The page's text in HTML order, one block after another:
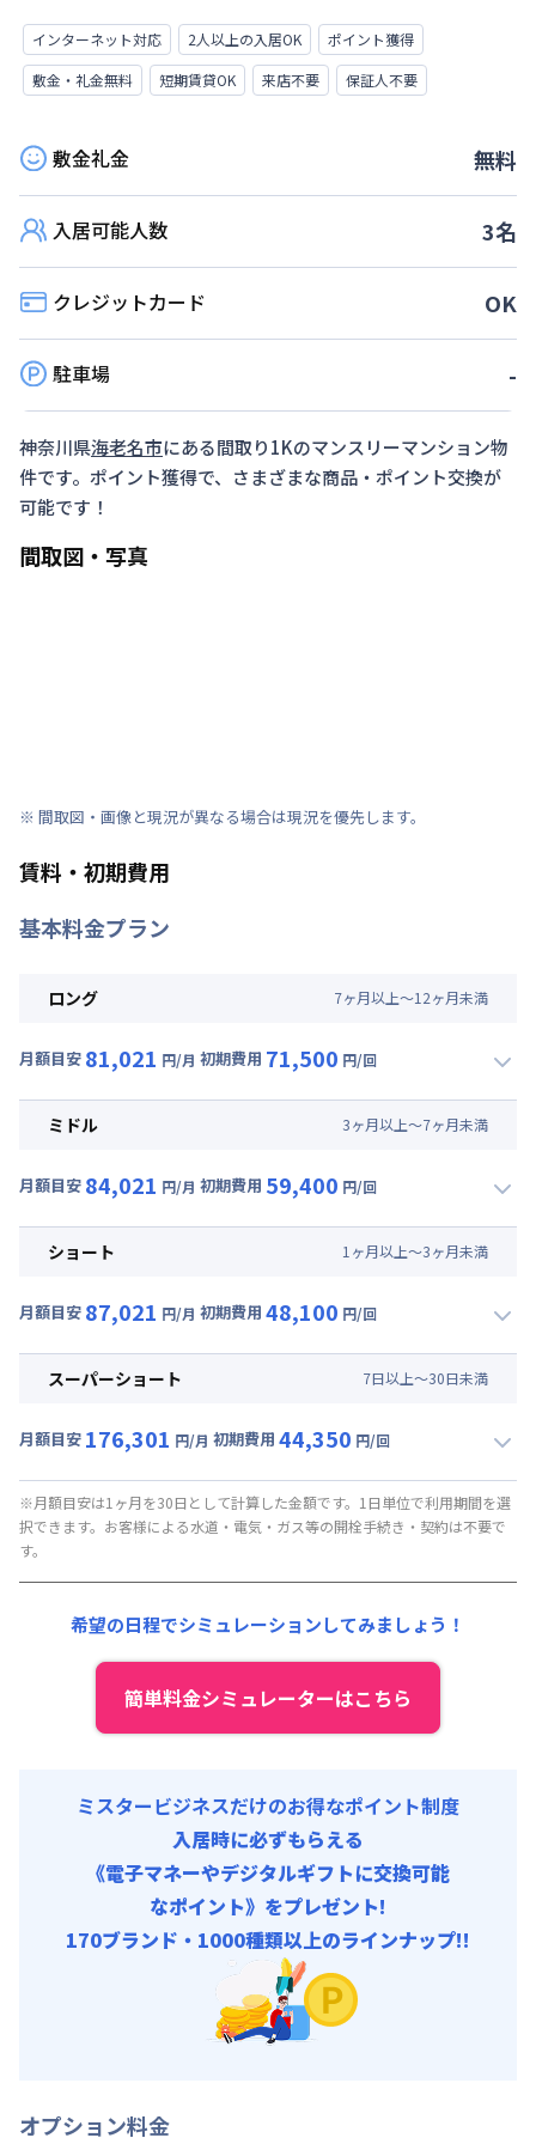
インターネット対応 2人以上の入居OK
ポイント獲得
敷金・礼金無料
短期賃貸OK 来店不要 保証人不要
敷金礼金 無料
入居可能人数 3名
クレジットカード OK
駐車場 -
神奈川県海老名市にある間取り1Kのマンスリーマンション物
件です。ポイント獲得で、さまざまな商品・ポイント交換が
可能です！
間取図・写真
※ 間取図・画像と現況が異なる場合は現況を優先します。
賃料・初期費用
基本料金プラン
ロング 7ヶ月以上～12ヶ月未満
月額目安 81,021 円/月 初期費用 71,500 円/回
月額賃料目安(30日利用)
光熱費他 : 19,110円/月 (637円/日) (税抜)
その他費用 :
初期費用
契約事務手数料 : 9,000円/回 (税抜)
ミドル 3ヶ月以上～7ヶ月未満
月額目安 84,021 円/月 初期費用 59,400 円/回
月額賃料目安(30日利用)
光熱費他 : 19,110円/月 (637円/日) (税抜)
その他費用 :
初期費用
契約事務手数料 : 9,000円/回 (税抜)
ショート 1 ヶ月以上～3ヶ月未満
月額目安 87,021 円/月 初期費用 48,100 円/回
月額賃料目安(30日利用)
光熱費他 : 19,110円/月 (637円/日) (税抜)
その他費用 :
管理費: 18,000円/月 (600円/日)
初期費用
契約事務手数料 : 9,000円/回 (税抜)
スーパーショート 7日以上～30日未満
月額目安 176,301 円/月 初期費用 44,350 円/回
月額賃料目安(30日利用)
賃料 : 124,800円/月 (4,160円/日) (税抜)
光熱費他 :
その他費用 :
18,000円/月 (600円/日)
補償保険負担金 : 9,350円/回
※月額目安は1ヶ月を30日として計算した金額です。1日単位で利用期間を選
択できます。お客様による水道・電気・ガス等の開栓手続き・契約は不要で
す。
希望の日程でシミュレーションしてみましょう！
簡単料金シミュレーターはこちら
ミスタービジネスだけのお得なポイント制度
入居時に必ずもらえる
《電子マネーやデジタルギフトに交換可能
なポイント》をプレゼント!
170ブランド・1000種類以上のラインナップ!!
オプション料金